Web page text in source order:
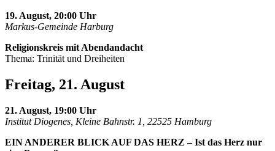
19. August, 20:00 Uhr
Markus-Gemeinde Harburg
Religionskreis mit Abendandacht
Thema: Trinität und Dreiheiten
Freitag, 21. August
21. August, 19:00 Uhr
Institut Diogenes, Kleine Bahnstr. 1, 22525 Hamburg
EIN ANDERER BLICK AUF DAS HERZ – Ist das Herz nur